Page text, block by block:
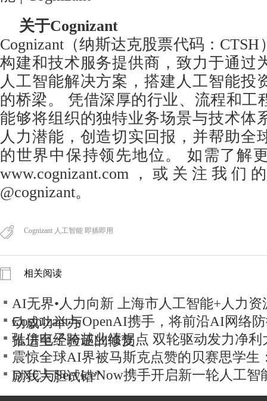
关于Cognizant
Cognizant（纳斯达克股票代码：
构建和技术服务提供商，致力于通过
人工智能解决方案，搭建人工智能投
的桥梁。 凭借深厚的行业、流程和工
能够将组织的独特业务场景与技术体
人力潜能，创造切实回报，并帮助全
的世界中保持领先地位。 如需了解
www.cognizant.com ，或关注我们
@cognizant。
Cognizant 人工智能 即插即用
相关阅读
AI无界•人力向新 上海市人工智能+人力
动成功举办
Cognizant与OpenAI携手，将前沿AI网络
推进至经验证的修复
弘信电子跨越业绩拐点 双轮驱动发力净利
震惊全球AI界被马斯克点赞的贝赛思学生
励我大胆试错”
DXC与ServiceNow携手开启新一轮人工智
转型